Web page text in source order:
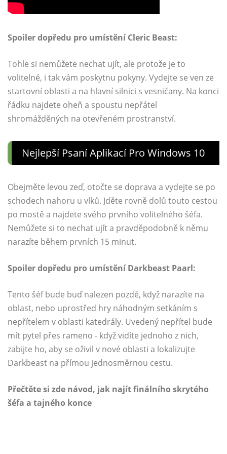
Spoiler dopředu pro umístění Cleric Beast:
Tohle si nemůžete nechat ujít, ale protože je to
volitelné, i tak vám poskytnu pokyny. Vydejte se ven ze
startovní oblasti a na hlavní silnici s vesničany. Na konci
řádku najdete oheň a spoustu nepřátel
shromážděných na otevřeném prostranství.
Nejlepší Psaní Aplikací Pro Windows 10
Obejměte levou zeď, otočte se doprava a vydejte se po
schodech nahoru u vlků. Jděte rovně dolů touto cestou
po mostě a najdete svého prvního volitelného šéfa.
Nemůžete si to nechat ujít a pravděpodobně k němu
narazíte během prvních 15 minut.
Spoiler dopředu pro umístění Darkbeast Paarl:
Tento šéf bude buď nalezen pozdě, když narazíte na
oblast, nebo uprostřed hry náhodným setkáním s
nepřítelem v oblasti katedrály. Uvedený nepřítel bude
mít pytel přes rameno - když vidíte jednoho z nich,
zabijte ho, aby se oživil v nové oblasti a lokalizujte
Darkbeast na přímou jednosměrnou cestu.
Přečtěte si zde návod, jak najít finálního skrytého
šéfa a tajného konce